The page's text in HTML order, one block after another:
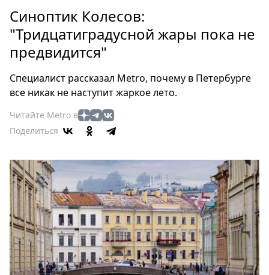
Россия
Мир
Здоровье
Туризм
Мода
Театр
Кино
Книги
Выставки
Пресс-
релизы
О
Metro
Стримы
Синоптик Колесов:
"Тридцатиградусной жары пока не
предвидится"
Специалист рассказал Metro, почему в Петербурге
все никак не наступит жаркое лето.
Читайте Metro в
Поделиться